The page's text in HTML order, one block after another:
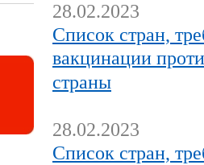
28.02.2023
Список стран,
вакцинации
страны
28.02.2023
Список стран,